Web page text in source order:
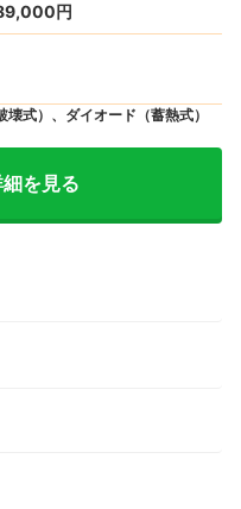
円
壊式）、ダイオード（蓄熱式）
を見る